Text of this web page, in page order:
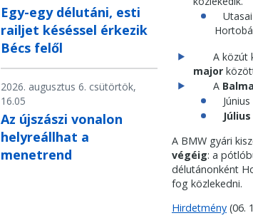
Egy-egy délutáni, esti
railjet késéssel érkezik
Bécs felől
2026. augusztus 6. csütörtök,
16.05
Az újszászi vonalon
helyreállhat a
menetrend
A közút
major
A
A BMW gyári
végéig: a
délutánonként
fog közlekedni.
Hirdetmény (06.